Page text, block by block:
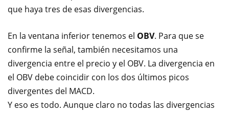
que haya tres de esas divergencias.
En la ventana inferior tenemos el OBV. Para que se
confirme la señal, también necesitamos una
divergencia entre el precio y el OBV. La divergencia en
el OBV debe coincidir con los dos últimos picos
divergentes del MACD.
Y eso es todo. Aunque claro no todas las divergencias